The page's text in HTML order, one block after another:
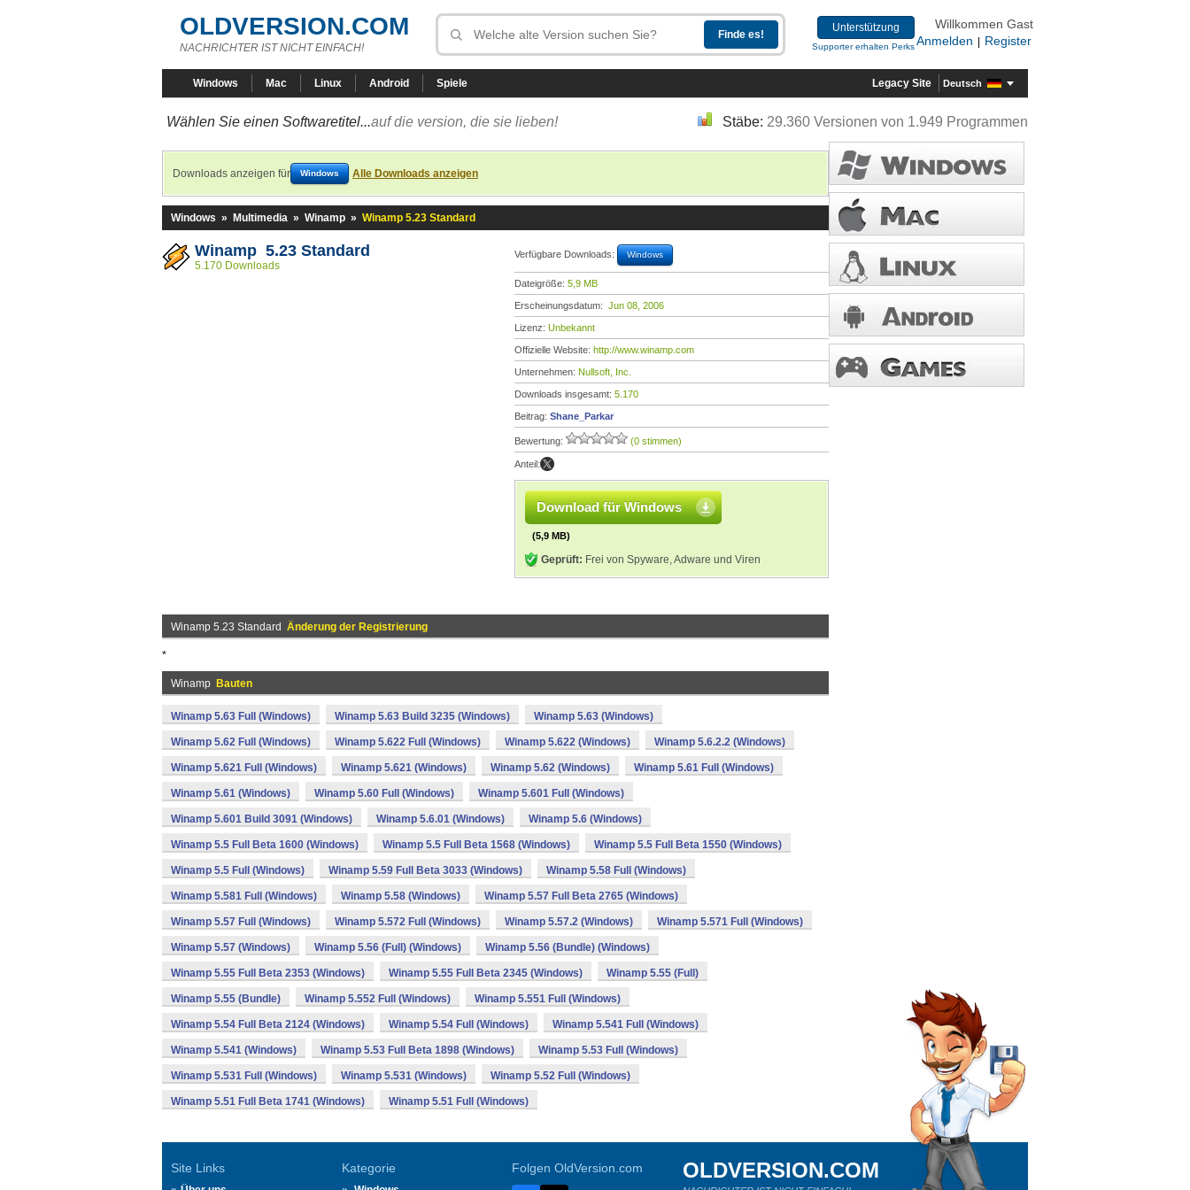
OLDVERSION.COM
NACHRICHTER IST NICHT EINFACH!
Unterstützung
Supporter erhalten Perks
Willkommen Gast
Anmelden
Register
Windows Mac Linux Android Spiele Legacy Site Deutsch
Wählen Sie einen Softwaretitel...auf die version, die sie lieben! Stäbe: 29.360 Versionen von 1.949 Programmen
Downloads anzeigen für Windows Alle Downloads anzeigen
Windows » Multimedia » Winamp » Winamp 5.23 Standard
Winamp 5.23 Standard
5.170 Downloads
Verfügbare Downloads: Windows
Dateigröße: 5,9 MB
Erscheinungsdatum: Jun 08, 2006
Lizenz: Unbekannt
Offizielle Website: http://www.winamp.com
Unternehmen: Nullsoft, Inc.
Downloads insgesamt: 5.170
Beitrag: Shane_Parkar
Bewertung: (0 stimmen)
Anteil:
Download für Windows
(5,9 MB)
Geprüft: Frei von Spyware, Adware und Viren
Winamp 5.23 Standard Änderung der Registrierung
*
Winamp Bauten
Winamp 5.63 Full (Windows) Winamp 5.63 Build 3235 (Windows) Winamp 5.63 (Windows)
Winamp 5.62 Full (Windows) Winamp 5.622 Full (Windows) Winamp 5.622 (Windows) Winamp 5.6.2.2 (Windows)
Winamp 5.621 Full (Windows) Winamp 5.621 (Windows) Winamp 5.62 (Windows) Winamp 5.61 Full (Windows)
Winamp 5.61 (Windows) Winamp 5.60 Full (Windows) Winamp 5.601 Full (Windows)
Winamp 5.601 Build 3091 (Windows) Winamp 5.6.01 (Windows) Winamp 5.6 (Windows)
Winamp 5.5 Full Beta 1600 (Windows) Winamp 5.5 Full Beta 1568 (Windows) Winamp 5.5 Full Beta 1550 (Windows)
Winamp 5.5 Full (Windows) Winamp 5.59 Full Beta 3033 (Windows) Winamp 5.58 Full (Windows)
Winamp 5.581 Full (Windows) Winamp 5.58 (Windows) Winamp 5.57 Full Beta 2765 (Windows)
Winamp 5.57 Full (Windows) Winamp 5.572 Full (Windows) Winamp 5.57.2 (Windows) Winamp 5.571 Full (Windows)
Winamp 5.57 (Windows) Winamp 5.56 (Full) (Windows) Winamp 5.56 (Bundle) (Windows)
Winamp 5.55 Full Beta 2353 (Windows) Winamp 5.55 Full Beta 2345 (Windows) Winamp 5.55 (Full)
Winamp 5.55 (Bundle) Winamp 5.552 Full (Windows) Winamp 5.551 Full (Windows)
Winamp 5.54 Full Beta 2124 (Windows) Winamp 5.54 Full (Windows) Winamp 5.541 Full (Windows)
Winamp 5.541 (Windows) Winamp 5.53 Full Beta 1898 (Windows) Winamp 5.53 Full (Windows)
Winamp 5.531 Full (Windows) Winamp 5.531 (Windows) Winamp 5.52 Full (Windows)
Winamp 5.51 Full Beta 1741 (Windows) Winamp 5.51 Full (Windows)
Site Links Kategorie Folgen OldVersion.com OLDVERSION.COM